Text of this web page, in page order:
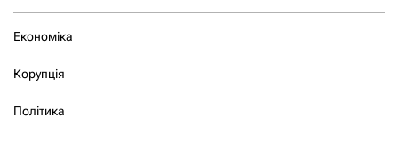
Економіка
Корупція
Політика